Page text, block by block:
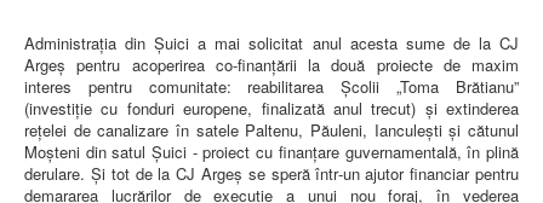
Administrația din Șuici a mai solicitat anul acesta sume de la CJ
Argeș pentru acoperirea co-finanțării la două proiecte de maxim
interes pentru comunitate: reabilitarea Școlii „Toma Brătianu”
(investiție cu fonduri europene, finalizată anul trecut) și extinderea
rețelei de canalizare în satele Paltenu, Păuleni, Ianculești și cătunul
Moșteni din satul Șuici - proiect cu finanțare guvernamentală, în plină
derulare. Și tot de la CJ Argeș se speră într-un ajutor financiar pentru
demararea lucrărilor de execuție a unui nou foraj, în vederea